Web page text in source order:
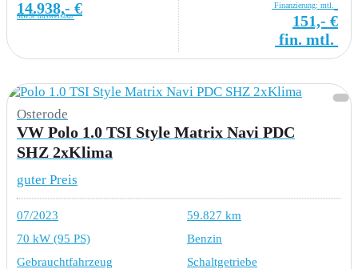
14.938,- €
MwSt ausweisbar
Finanzierung: mtl.
151,- €
fin. mtl.
Osterode
VW Polo 1.0 TSI Style Matrix Navi PDC
SHZ 2xKlima
guter Preis
07/2023
59.827 km
70 kW (95 PS)
Benzin
Gebrauchtfahrzeug
Schaltgetriebe